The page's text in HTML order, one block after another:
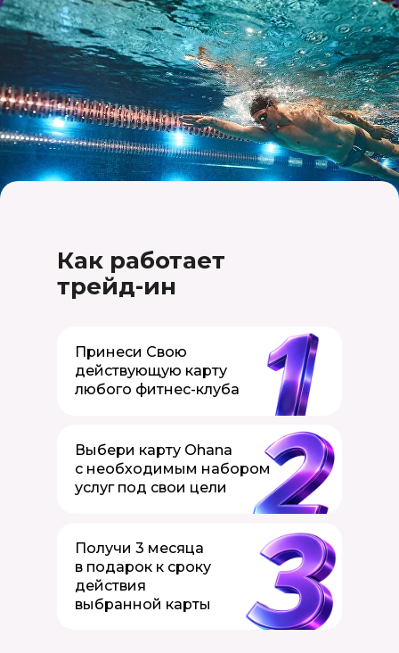
Как работает
трейд-ин
Принеси Свою
действующую карту
любого фитнес-клуба
Выбери карту Ohana
c необходимым набором
услуг под свои цели
Получи 3 месяца
в подарок к сроку
действия
выбранной карты